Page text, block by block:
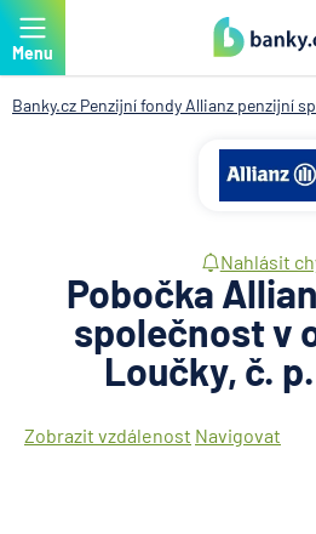
Menu
Banky.cz Penzijní fondy Allianz penzijní
Nahlásit
Pobočka
společnost v
Loučky, č. p.
Zobrazit vzdálenost Navigovat